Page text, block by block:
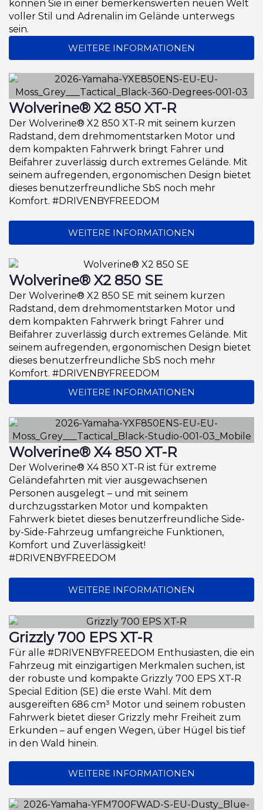
können Sie in einer bemerkenswerten neuen Welt
voller Stil und Adrenalin im Gelände unterwegs
sein.
WEITERE INFORMATIONEN
Wolverine® X2 850 XT-R
Der Wolverine® X2 850 XT-R mit seinem kurzen
Radstand, dem drehmomentstarken Motor und
dem kompakten Fahrwerk bringt Fahrer und
Beifahrer zuverlässig durch extremes Gelände. Mit
seinem aufregenden, ergonomischen Design bietet
dieses benutzerfreundliche SbS noch mehr
Komfort. #DRIVENBYFREEDOM
WEITERE INFORMATIONEN
Wolverine® X2 850 SE
Der Wolverine® X2 850 SE mit seinem kurzen
Radstand, dem drehmomentstarken Motor und
dem kompakten Fahrwerk bringt Fahrer und
Beifahrer zuverlässig durch extremes Gelände. Mit
seinem aufregenden, ergonomischen Design bietet
dieses benutzerfreundliche SbS noch mehr
Komfort. #DRIVENBYFREEDOM
WEITERE INFORMATIONEN
Wolverine® X4 850 XT-R
Der Wolverine® X4 850 XT-R ist für extreme
Geländefahrten mit vier ausgewachsenen
Personen ausgelegt – und mit seinem
durchzugsstarken Motor und kompakten
Fahrwerk bietet dieses benutzerfreundliche Side-
by-Side-Fahrzeug umfangreiche Funktionen,
Komfort und Zuverlässigkeit!
#DRIVENBYFREEDOM
WEITERE INFORMATIONEN
Grizzly 700 EPS XT-R
Für alle #DRIVENBYFREEDOM Enthusiasten, die ein
Fahrzeug mit einzigartigen Merkmalen suchen, ist
der robuste und kompakte Grizzly 700 EPS XT-R
Special Edition (SE) die erste Wahl. Mit dem
ausgereiften 686 cm³ Motor und seinem robusten
Fahrwerk bietet dieser Grizzly mehr Freiheit zum
Erkunden – auf engen Wegen, über Hügel bis tief
in den Wald hinein.
WEITERE INFORMATIONEN